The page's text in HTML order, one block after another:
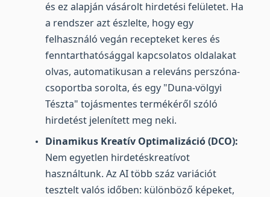
és ez alapján vásárolt hirdetési felületet. Ha
a rendszer azt észlelte, hogy egy
felhasználó vegán recepteket keres és
fenntarthatósággal kapcsolatos oldalakat
olvas, automatikusan a releváns perszóna-
csoportba sorolta, és egy "Duna-völgyi
Tészta" tojásmentes termékéről szóló
hirdetést jelenített meg neki.
Dinamikus Kreatív Optimalizáció (DCO):
Nem egyetlen hirdetéskreatívot
használtunk. Az AI több száz variációt
tesztelt valós időben: különböző képeket,